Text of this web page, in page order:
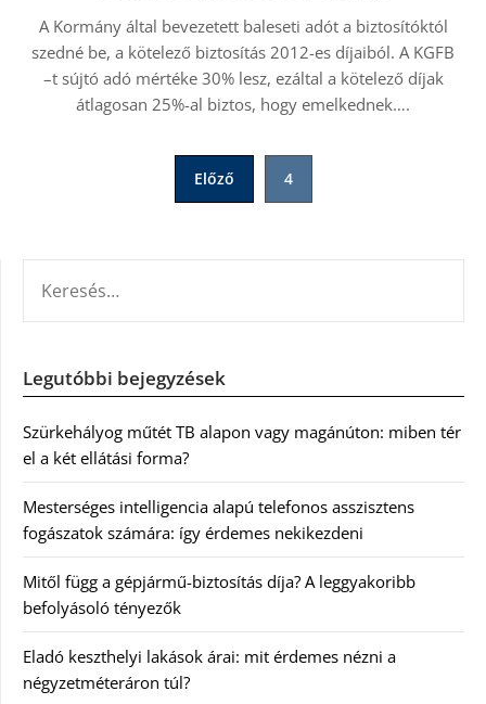
A Kormány által bevezetett baleseti adót a biztosítóktól
szedné be, a kötelező biztosítás 2012-es díjaiból. A KGFB
–t sújtó adó mértéke 30% lesz, ezáltal a kötelező díjak
átlagosan 25%-al biztos, hogy emelkednek….
Előző 4
Legutóbbi bejegyzések
Szürkehályog műtét TB alapon vagy magánúton: miben tér
el a két ellátási forma?
Mesterséges intelligencia alapú telefonos asszisztens
fogászatok számára: így érdemes nekikezdeni
Mitől függ a gépjármű-biztosítás díja? A leggyakoribb
befolyásoló tényezők
Eladó keszthelyi lakások árai: mit érdemes nézni a
négyzetméteráron túl?